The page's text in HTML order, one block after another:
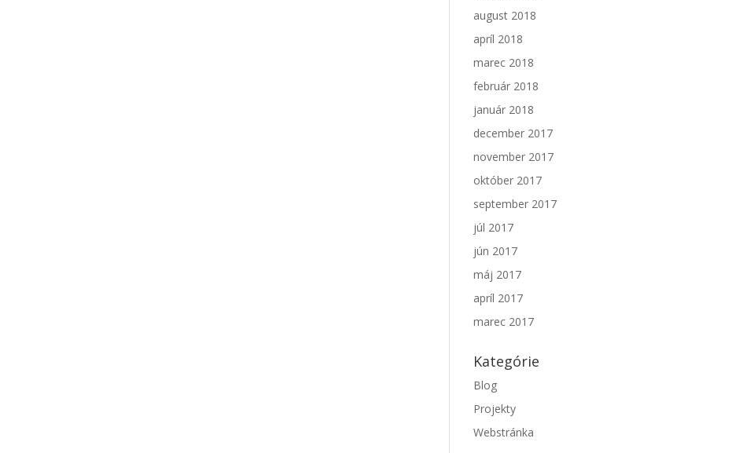
august 2018
apríl 2018
marec 2018
február 2018
január 2018
december 2017
november 2017
október 2017
september 2017
júl 2017
jún 2017
máj 2017
apríl 2017
marec 2017
Kategórie
Blog
Projekty
Webstránka